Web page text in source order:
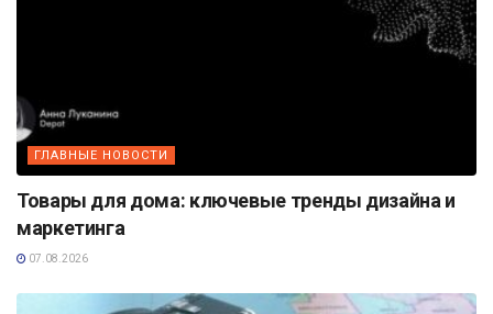
ГЛАВНЫЕ НОВОСТИ
Товары для дома: ключевые тренды дизайна и
маркетинга
07.08.2026